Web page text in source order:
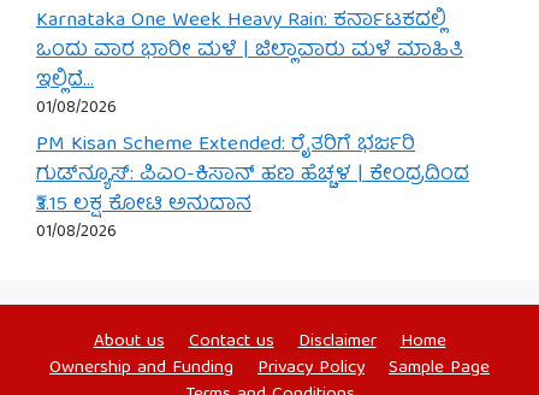
Karnataka One Week Heavy Rain: ಕರ್ನಾಟಕದಲ್ಲಿ
ಒಂದು ವಾರ ಭಾರೀ ಮಳೆ | ಜಿಲ್ಲಾವಾರು ಮಳೆ ಮಾಹಿತಿ
ಇಲ್ಲಿದೆ…
01/08/2026
PM Kisan Scheme Extended: ರೈತರಿಗೆ ಭರ್ಜರಿ
ಗುಡ್‌ನ್ಯೂಸ್: ಪಿಎಂ-ಕಿಸಾನ್ ಹಣ ಹೆಚ್ಚಳ | ಕೇಂದ್ರದಿಂದ
₹3.15 ಲಕ್ಷ ಕೋಟಿ ಅನುದಾನ
01/08/2026
About us Contact us Disclaimer
Home
Ownership and Funding
Privacy Policy
Sample Page